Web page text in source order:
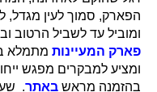
הפארק, סמוך לעין מגדל,
ומוביל עד לשביל הרטוב
פארק המעיינות מתמלא
ומציע למבקרים מפגש
בהזמנה מראש באתר.